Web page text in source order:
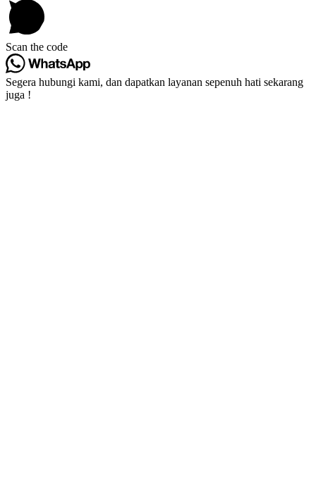
Scan the code
Segera hubungi kami, dan dapatkan layanan sepenuh hati sekarang
juga !